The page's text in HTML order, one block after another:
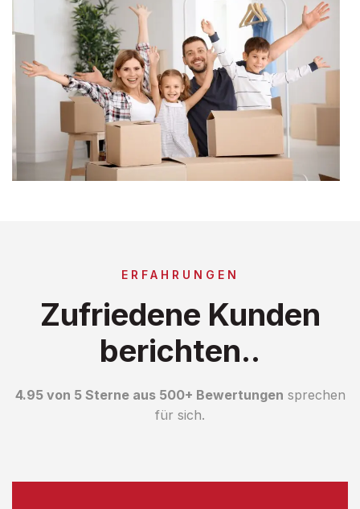
ERFAHRUNGEN
Zufriedene Kunden
berichten..
4.95 von 5 Sterne aus 500+ Bewertungen sprechen
für sich.